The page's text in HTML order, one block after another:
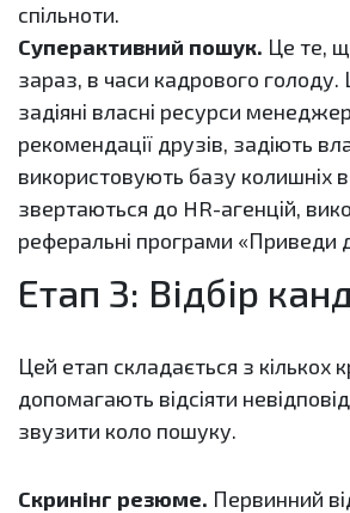
спільноти.
Суперактивний пошук. Це те,
зараз, в часи кадрового
задіяні власні ресурси
рекомендації друзів, задіють
використовують базу колишніх
звертаються до HR-агенцій,
реферальні програми «Приведи
Етап 3: Відбір
Цей етап складається з кількох
допомагають відсіяти
звузити коло пошуку.
Скринінг резюме. Первинний